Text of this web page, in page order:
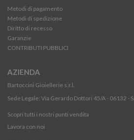
Metodi di pagamento
Metodi di spedizione
Diritto di recesso
Garanzie
CONTRIBUTI PUBBLICI
AZIENDA
Bartoccini Gioiellerie s.r.l.
Sede Legale: Via Gerardo Dottori 45/A - 06132 -
Scopri tutti i nostri punti vendita
Lavora con noi